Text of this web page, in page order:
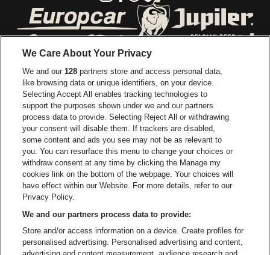
Visitez le site de Europcar
Visitez le site de Coca-Cola
Visitez le site de Red Bull
Visitez le
Visitez le site de Champagne Pommery
Visitez le site de Le
Visitez le site de Le logo Lillet en
Visitez le site
Visitez le site de Gazet van
Visitez le site
Stadsschouwburg Antwerpen fait partie debe•at
Stadsschouwburg Antwerpen
Be-At Venues
Schijnpoortweg 119, 2170 Anvers
BTW (BE) 0461.051.688 - RPR Antwerpen
We Care About Your Privacy
We and our128 partners store and access personal data,
like browsing data or unique identifiers, on your device.
Selecting Accept All enables tracking technologies to
support the purposes shown under we and our partners
process data to provide. Selecting Reject All or withdrawing
your consent will disable them. If trackers are disabled,
some content and ads you see may not be as relevant to
you. You can resurface this menu to change your choices or
withdraw consent at any time by clicking the Manage my
cookies link on the bottom of the webpage. Your choices will
have effect within our Website. For more details, refer to our
Privacy Policy.
We and our partners process data to provide:
Store and/or access information on a device. Create profiles for
personalised advertising. Personalised advertising and content,